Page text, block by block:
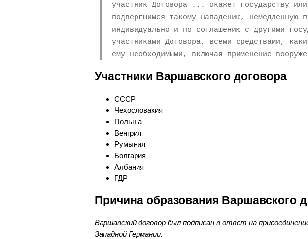
участник Договора ... окажет государству или
подвергшимся такому нападению, немедленную
индивидуально и по соглашению с другими
участниками Договора, всеми средствами,
ему необходимыми, включая применение
Участники Варшавского договора
СССР
Чехословакия
Польша
Венгрия
Румыния
Болгария
Албания
ГДР
Причина образования Варшавского
Варшавский договор был подписан в ответ на
Западной Германии.